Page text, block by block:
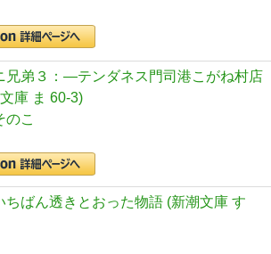
兄弟３：―テンダネス門司港こがね村店
庫 ま 60-3)
こ
ちばん透きとおった物語 (新潮文庫 す